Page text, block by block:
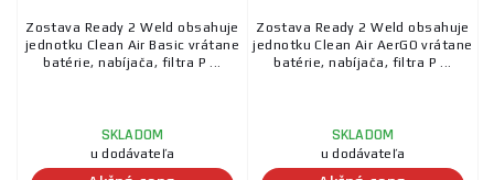
Zostava Ready 2 Weld obsahuje
jednotku Clean Air Basic vrátane
batérie, nabíjača, filtra P ...
SKLADOM
u dodávateľa
Zostava Ready 2 Weld obsahuje
jednotku Clean Air AerGO vrátane
batérie, nabíjača, filtra P ...
SKLADOM
u dodávateľa